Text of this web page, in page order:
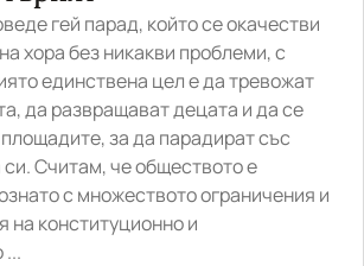
гей пaрад, който се окачестви
хора без никакви проблеми, с
единствена цел е да тревожат
да развращават децата и да се
за да парадират със
си. Считам, че обществото е
с множеството ограничения и
на конституционно и
...